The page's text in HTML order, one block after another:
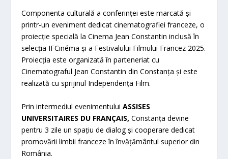
Componenta culturală a conferinței este marcată și
printr-un eveniment dedicat cinematografiei franceze, o
proiecție specială la Cinema Jean Constantin inclusă în
selecția IFCinéma și a Festivalului Filmului Francez 2025.
Proiecția este organizată în parteneriat cu
Cinematograful Jean Constantin din Constanța și este
realizată cu sprijinul Independența Film.
Prin intermediul evenimentului ASSISES
UNIVERSITAIRES DU FRANÇAIS,Constanța devine
pentru 3 zile un spațiu de dialog și cooperare dedicat
promovării limbii franceze în învățământul superior din
România.